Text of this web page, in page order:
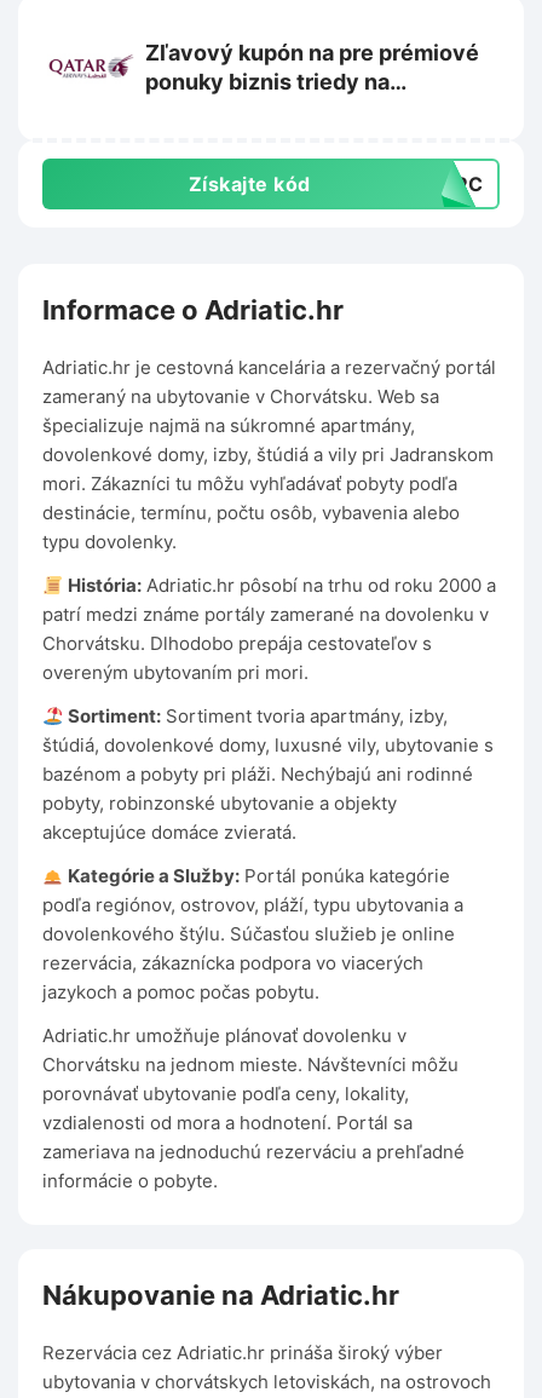
Zľavový kupón na pre prémiové
ponuky biznis triedy na
Získajte kód EMPC
Informace o Adriatic.hr
Adriatic.hr je cestovná kancelária a rezervačný portál
zameraný na ubytovanie v Chorvátsku. Web sa
špecializuje najmä na súkromné apartmány,
dovolenkové domy, izby, štúdiá a vily pri Jadranskom
mori. Zákazníci tu môžu vyhľadávať pobyty podľa
destinácie, termínu, počtu osôb, vybavenia alebo
typu dovolenky.
História: Adriatic.hr pôsobí na trhu od roku 2000 a
patrí medzi známe portály zamerané na dovolenku v
Chorvátsku. Dlhodobo prepája cestovateľov s
overeným ubytovaním pri mori.
Sortiment: Sortiment tvoria apartmány, izby,
štúdiá, dovolenkové domy, luxusné vily, ubytovanie s
bazénom a pobyty pri pláži. Nechýbajú ani rodinné
pobyty, robinzonské ubytovanie a objekty
akceptujúce domáce zvieratá.
Kategórie a Služby: Portál ponúka kategórie
podľa regiónov, ostrovov, pláží, typu ubytovania a
dovolenkového štýlu. Súčasťou služieb je online
rezervácia, zákaznícka podpora vo viacerých
jazykoch a pomoc počas pobytu.
Adriatic.hr umožňuje plánovať dovolenku v
Chorvátsku na jednom mieste. Návštevníci môžu
porovnávať ubytovanie podľa ceny, lokality,
vzdialenosti od mora a hodnotení. Portál sa
zameriava na jednoduchú rezerváciu a prehľadné
informácie o pobyte.
Nákupovanie na Adriatic.hr
Rezervácia cez Adriatic.hr prináša široký výber
ubytovania v chorvátskych letoviskách, na ostrovoch